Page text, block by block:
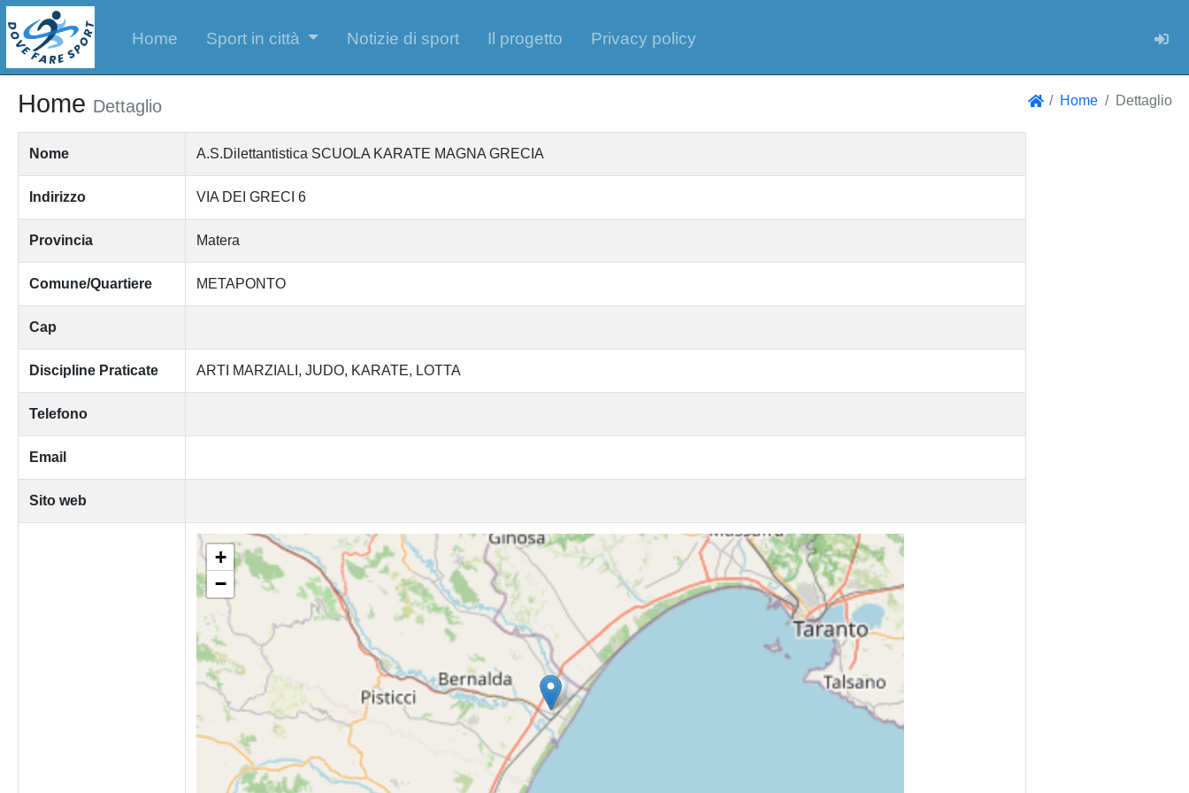
Home Sport in città Notizie di sport Il progetto Privacy policy
Home Dettaglio Home Dettaglio
Nome A.S.Dilettantistica SCUOLA KARATE MAGNA GRECIA
Indirizzo VIA DEI GRECI 6
Provincia Matera
Comune/Quartiere METAPONTO
Cap
Discipline Praticate ARTI MARZIALI JUDO KARATE LOTTA
Telefono
Email
Sito web
+
−